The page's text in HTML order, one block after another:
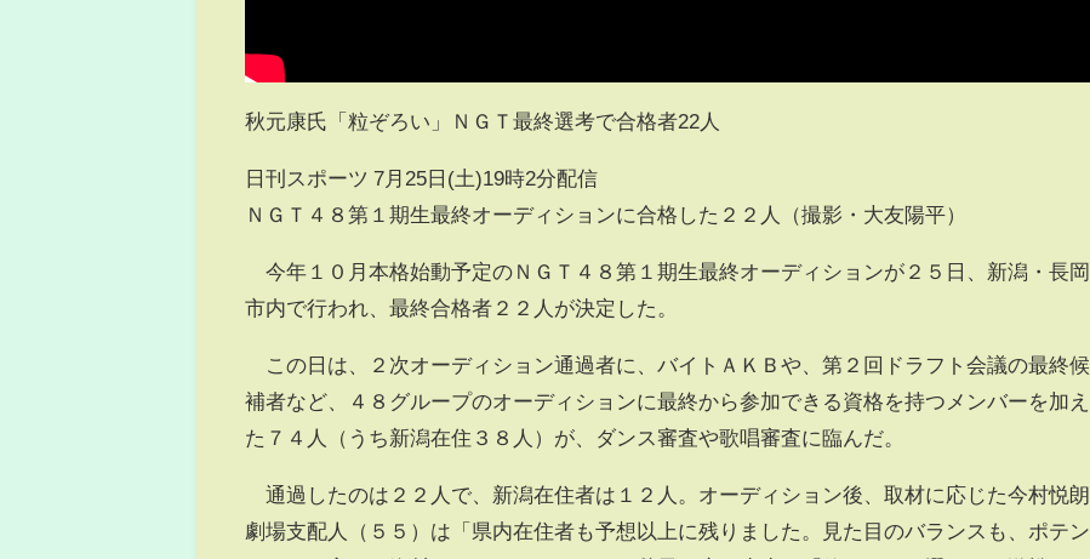
秋元康氏「粒ぞろい」ＮＧＴ最終選考で合格者22人
日刊スポーツ 7月25日(土)19時2分配信
ＮＧＴ４８第１期生最終オーディションに合格した２２人（撮影・大友陽平）
今年１０月本格始動予定のＮＧＴ４８第１期生最終オーディションが２５日、新潟・長岡
市内で行われ、最終合格者２２人が決定した。
この日は、２次オーディション通過者に、バイトＡＫＢや、第２回ドラフト会議の最終候
補者など、４８グループのオーディションに最終から参加できる資格を持つメンバーを加え
た７４人（うち新潟在住３８人）が、ダンス審査や歌唱審査に臨んだ。
通過したのは２２人で、新潟在住者は１２人。オーディション後、取材に応じた今村悦朗
劇場支配人（５５）は「県内在住者も予想以上に残りました。見た目のバランスも、ポテン